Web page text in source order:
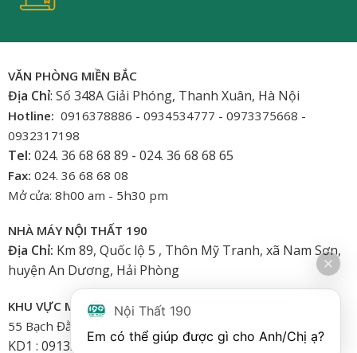
VĂN PHÒNG MIỀN BẮC
Địa Chỉ: Số 348A Giải Phóng, Thanh Xuân, Hà Nội
Hotline: 0916378886 - 0934534777 - 0973375668 -
0932317198
Tel: 024. 36 68 68 89 - 024. 36 68 68 65
Fax: 024. 36 68 68 08
Mở cửa: 8h00 am - 5h30 pm
NHÀ MÁY NỘI THẤT 190
Địa Chỉ: Km 89, Quốc lộ 5 , Thôn Mỹ Tranh, xã Nam Sơn,
huyện An Dương, Hải Phòng
KHU VỰC MIỀN NAM
55 Bạch Đằng, Phường 15, Bình Thạnh-HCM
KD1 : 0913.922.926
Nội Thất 190